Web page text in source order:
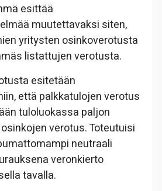
esittää
muutettavaksi siten,
yritysten osinkoverotusta
listattujen verotusta.
esitetään
että palkkatulojen verotus
tuloluokassa paljon
verotus. Toteutuisi
neutraali
veronkierto
tavalla.